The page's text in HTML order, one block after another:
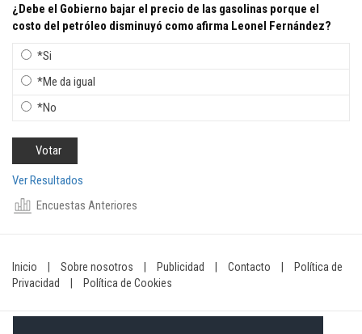
¿Debe el Gobierno bajar el precio de las gasolinas porque el
costo del petróleo disminuyó como afirma Leonel Fernández?
*Si
*Me da igual
*No
Ver Resultados
Encuestas Anteriores
Inicio Sobre nosotros Publicidad Contacto
Política de
Privacidad
Política de Cookies